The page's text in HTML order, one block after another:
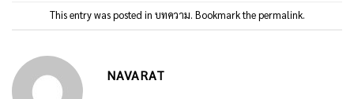
This entry was posted in บทความ. Bookmark thepermalink.
NAVARAT